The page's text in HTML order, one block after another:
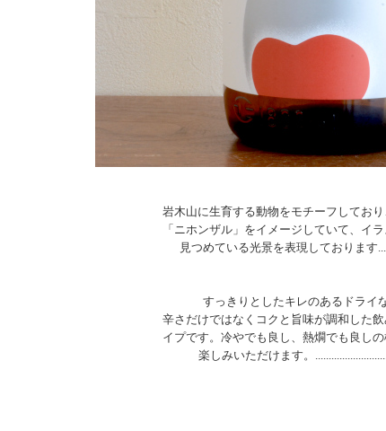
岩木山に生育する動物をモチーフしてお
「ニホンザル」をイメージしていて、イ
見つめている光景を表現しております
すっきりとしたキレのあるドライ
辛さだけではなくコクと旨味が調和した
イプです。冷やでも良し、熱燗でも良し
楽しみいただけます。